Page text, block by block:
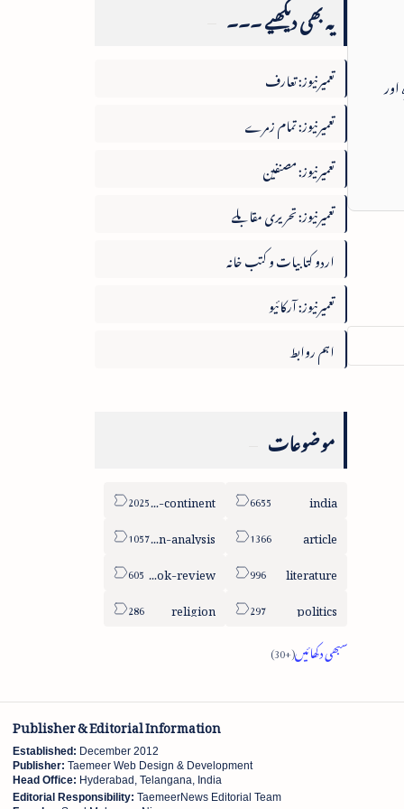
یہ بھی دیکھیے ۔۔۔
تعمیرنیوز: تعارف
تعمیرنیوز: تمام زمرے
تعمیرنیوز: مصنفین
تعمیرنیوز: تحریری مقابلے
اردو کتابیات و کتب خانہ
تعمیرنیوز: آرکائیو
اہم روابط
موضوعات
india
sub-continent
article
column-analysis
literature
book-review
politics
religion
Publisher & Editorial Information
Established: December 2012
Publisher: Taemeer Web Design & Development
Head Office: Hyderabad, Telangana, India
Editorial Responsibility: TaemeerNews Editorial Team